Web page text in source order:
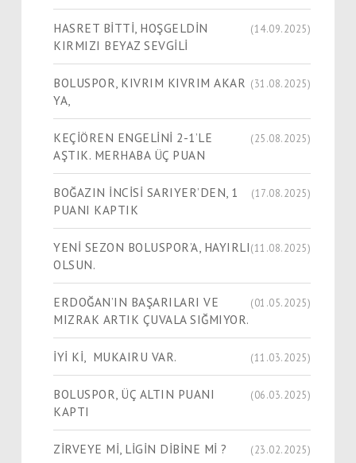
HASRET BİTTİ, HOŞGELDİN
KIRMIZI BEYAZ SEVGİLİ
(14.09.2025)
BOLUSPOR, KIVRIM KIVRIM AKAR
YA,
(31.08.2025)
KEÇİÖREN ENGELİNİ 2-1’LE
AŞTIK. MERHABA ÜÇ PUAN
(25.08.2025)
BOĞAZIN İNCİSİ SARIYER’DEN, 1
PUANI KAPTIK
(17.08.2025)
YENİ SEZON BOLUSPOR’A, HAYIRLI
OLSUN.
(11.08.2025)
ERDOĞAN’IN BAŞARILARI VE
MIZRAK ARTIK ÇUVALA SIĞMIYOR.
(01.05.2025)
İYİ Kİ, MUKAIRU VAR. (11.03.2025)
BOLUSPOR, ÜÇ ALTIN PUANI
KAPTI
(06.03.2025)
ZİRVEYE Mİ, LİGİN DİBİNE Mİ ? (23.02.2025)